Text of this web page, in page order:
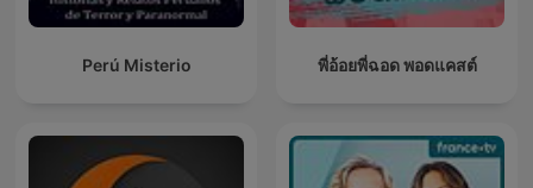
Perú Misterio พี่อ้อยพี่ฉอด พอดแคสต์